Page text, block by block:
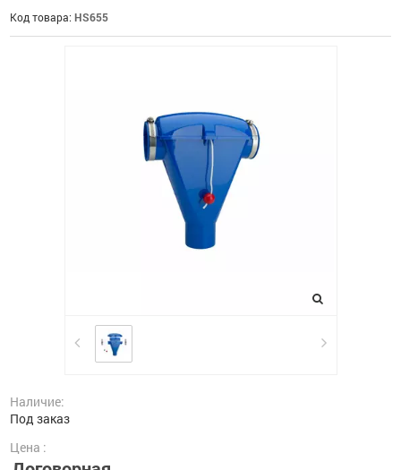
Код товара: HS655
Наличие:
Под заказ
Цена :